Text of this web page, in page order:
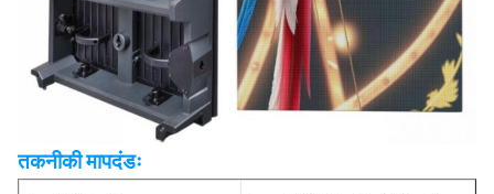
तकनीकी मापदंडः